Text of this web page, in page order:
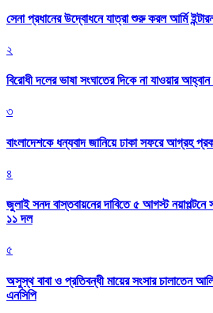
সেনা প্রধানের উদ্বোধনে যাত্রা শুরু করল আর্মি
২
বিরোধী দলের ভাষা সংঘাতের দিকে না যাওয়ার
৩
বাংলাদেশকে ধন্যবাদ জানিয়ে ঢাকা সফরে আগ্রহ
৪
জুলাই সনদ বাস্তবায়নের দাবিতে ৫ আগস্ট নয়াপল্টনে
১১ দল
৫
অসুস্থ বাবা ও প্রতিবন্ধী মায়ের সংসার চালাতেন
এনসিপি